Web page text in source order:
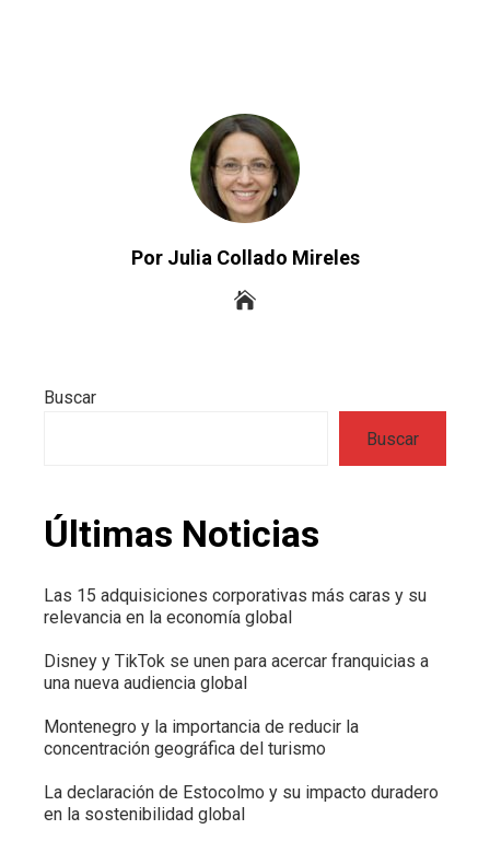
Por Julia Collado Mireles
Buscar
Buscar
Últimas Noticias
Las 15 adquisiciones corporativas más caras y su
relevancia en la economía global
Disney y TikTok se unen para acercar franquicias a
una nueva audiencia global
Montenegro y la importancia de reducir la
concentración geográfica del turismo
La declaración de Estocolmo y su impacto duradero
en la sostenibilidad global